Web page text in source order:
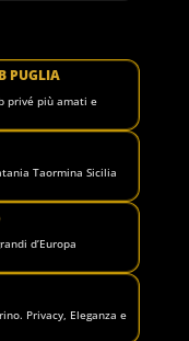
PUGLIA
privé più amati e
Taormina Sicilia
d’Europa
Privacy, Eleganza e